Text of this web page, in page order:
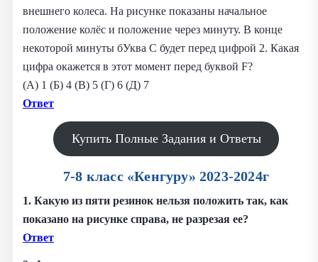
внешнего колеса. На рисунке показаны начальное
положение колёс и положение через минуту. В конце
некоторой минуты бУква С будет перед цифрой 2. Какая
цифра окажется в этот момент перед буквой F?
(А) 1 (Б) 4 (В) 5 (Г) 6 (Д) 7
Ответ
Купить Полные Задания и Ответы
7-8 класс «Кенгуру» 2023-2024г
1. Какую из пяти резинок нельзя положить так, как
показано на рисунке справа, не разрезая ее?
Ответ